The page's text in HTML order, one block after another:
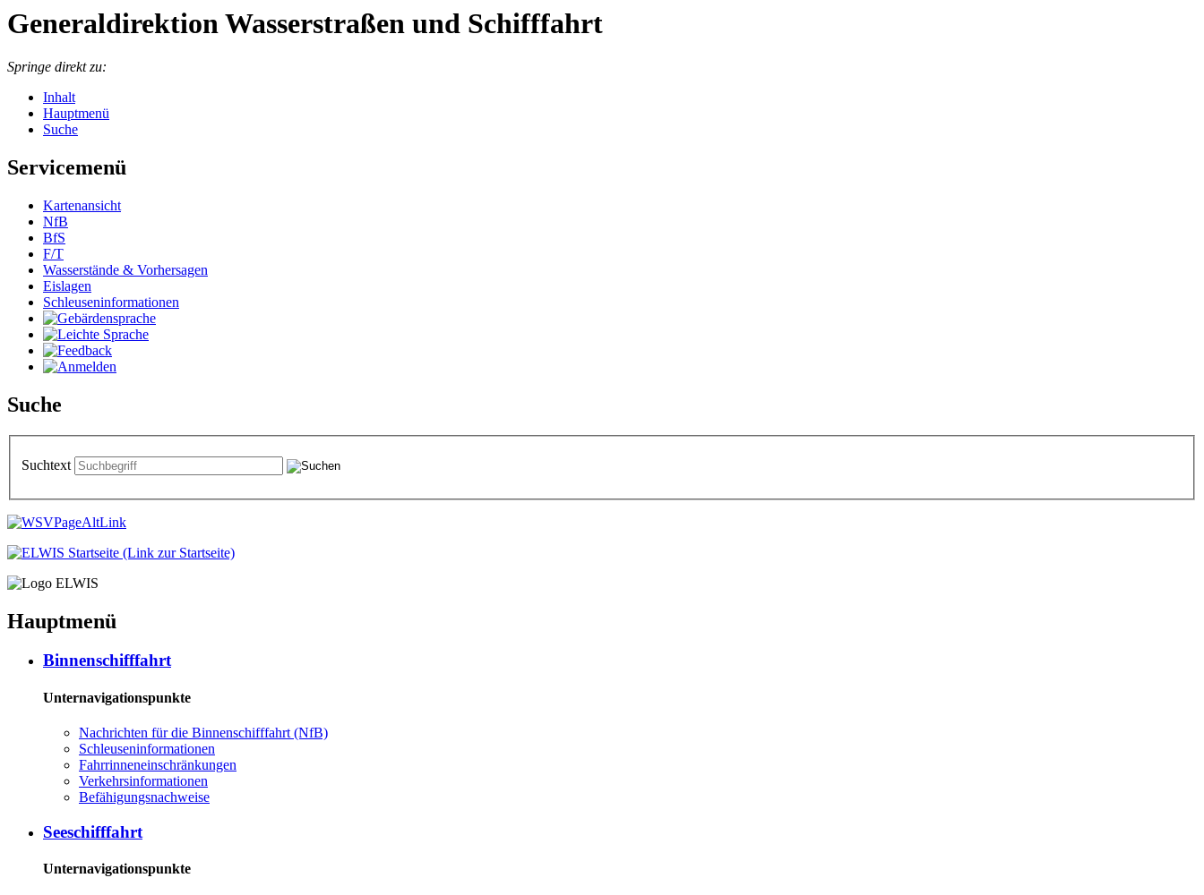
Generaldirektion Wasserstraßen und Schifffahrt
Springe direkt zu:
Inhalt
Hauptmenü
Suche
Servicemenü
Kar­ten­an­sicht
NfB
BfS
F/T
Was­ser­stän­de & Vor­her­sa­gen
Eis­la­gen
Schleu­sen­in­for­ma­tio­nen
Suche
Suchtext
Hauptmenü
Bin­nen­schiff­fahrt
Unternavigationspunkte
Nach­rich­ten für die Bin­nen­schiff­fahrt (NfB)
Schleu­sen­in­for­ma­tio­nen
Fahr­rin­nen­ein­schrän­kun­gen
Ver­kehrs­in­for­ma­tio­nen
Be­fä­hi­gungs­nach­wei­se
See­schiff­fahrt
Unternavigationspunkte